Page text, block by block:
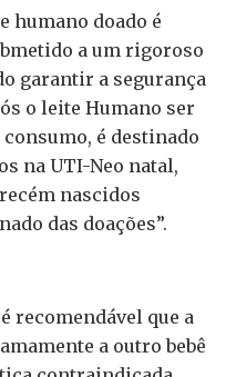
humano doado é
a um rigoroso
garantir a segurança
o leite Humano ser
é destinado
na UTI-Neo natal,
nascidos
das doações”.
recomendável que a
a outro bebê